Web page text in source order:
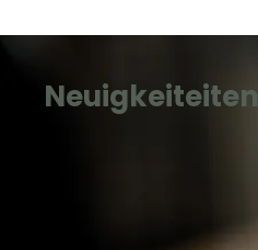
Neuigkeiteiten